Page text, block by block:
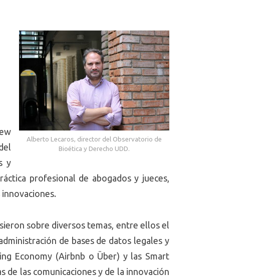
Alberto Lecaros, director del Observatorio de
Bioética y Derecho UDD.
y
profesional de abogados y jueces,
sobre diversos temas, entre ellos el
de bases de datos legales y
Economy (Airbnb o Über) y las Smart
de las comunicaciones y de la innovación